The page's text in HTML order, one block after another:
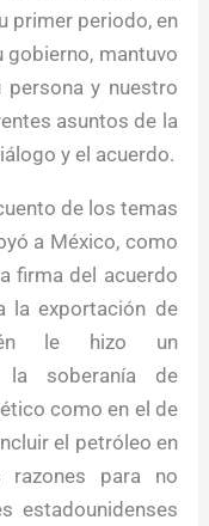
primer periodo, en
gobierno, mantuvo
y nuestro
asuntos de la
y el acuerdo.
de los temas
a México, como
firma del acuerdo
la exportación de
le hizo un
la soberanía de
como en el de
el petróleo en
para no
estadounidenses